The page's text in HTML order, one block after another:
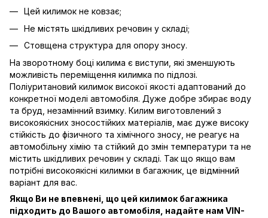
Цей килимок не ковзає;
Не містять шкідливих речовин у складі;
Стовщена структура для опору зносу.
На зворотному боці килима є виступи, які зменшують
можливість переміщення килимка по підлозі.
Поліуритановий килимок високої якості адаптований до
конкретної моделі автомобіля. Дуже добре збирає воду
та бруд, незамінний взимку. Килим виготовлений з
високоякісних зносостійких матеріалів, має дуже високу
стійкість до фізичного та хімічного зносу, не реагує на
автомобільну хімію та стійкий до змін температури та не
містить шкідливих речовин у складі. Так що якщо вам
потрібні високоякісні килимки в багажник, це відмінний
варіант для вас.
Якщо Ви не впевнені, що цей килимок багажника
підходить до Вашого автомобіля, надайте нам VIN-